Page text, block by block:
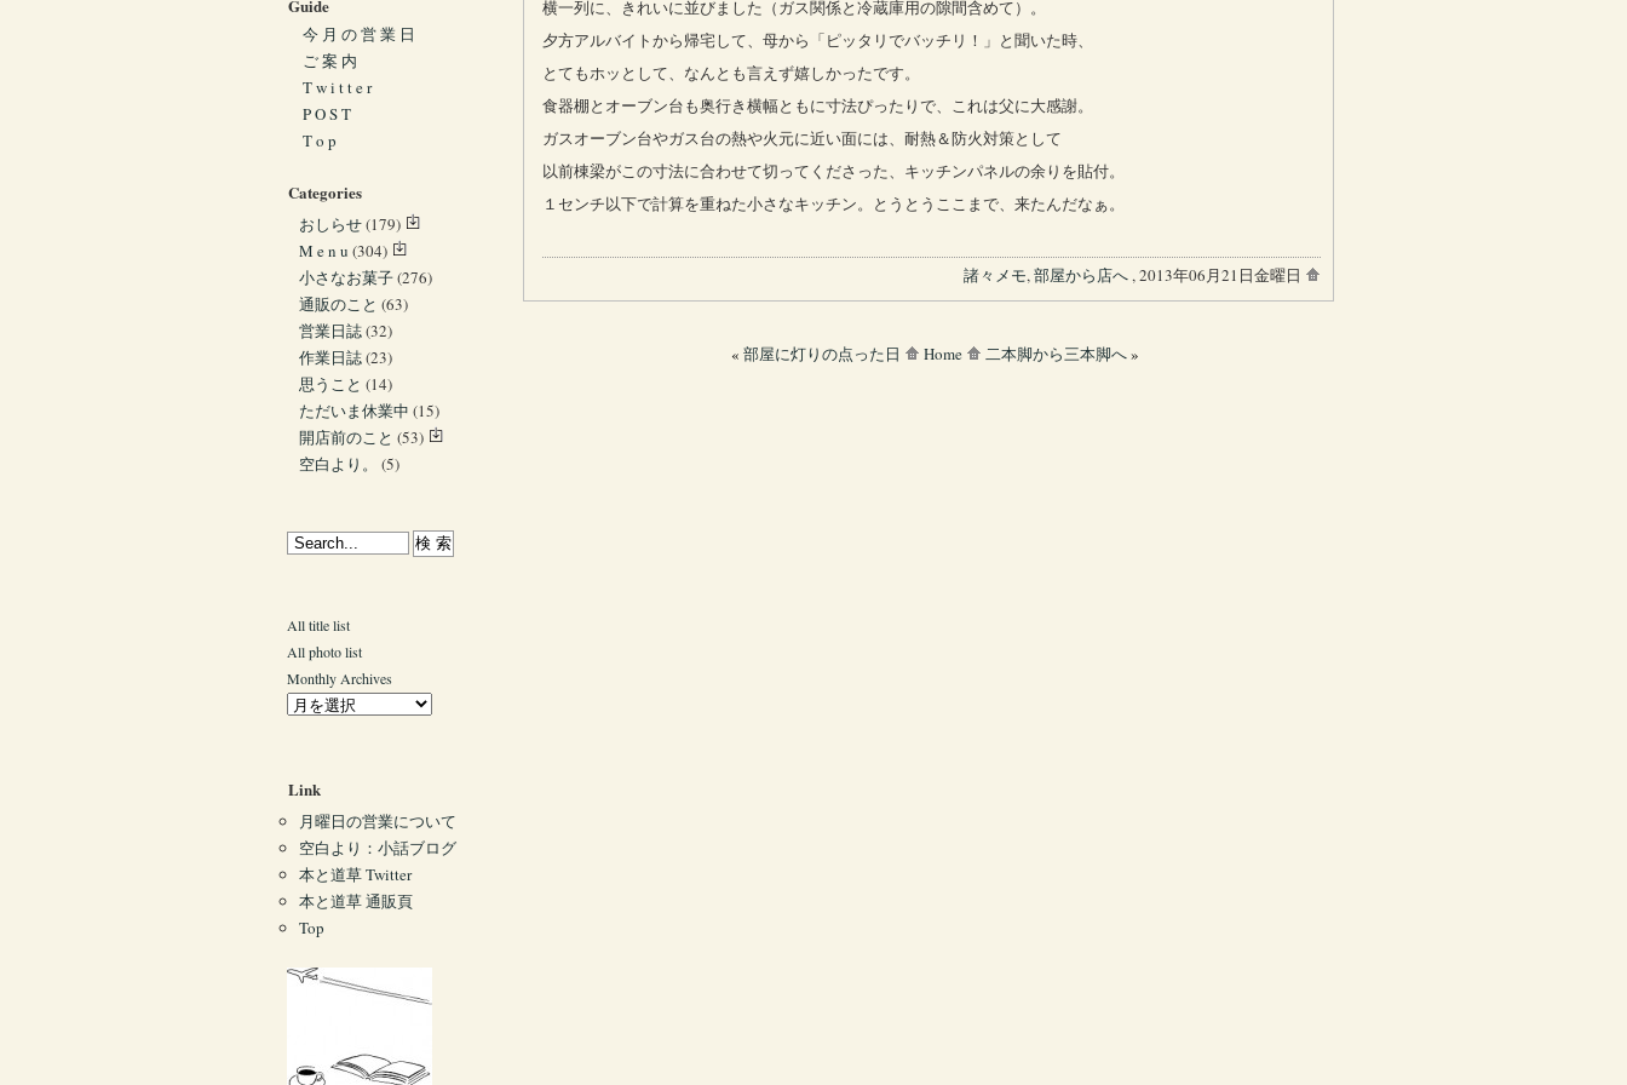
横一列に、きれいに並びました（ガス関係と冷蔵庫用の隙間含めて）。
夕方アルバイトから帰宅して、母から「ピッタリでバッチリ！」と聞いた時、
とてもホッとして、なんとも言えず嬉しかったです。
食器棚とオーブン台も奥行き横幅ともに寸法ぴったりで、これは父に大感謝。
ガスオーブン台やガス台の熱や火元に近い面には、耐熱＆防火対策として
以前棟梁がこの寸法に合わせて切ってくださった、キッチンパネルの余りを貼付。
１センチ以下で計算を重ねた小さなキッチン。とうとうここまで、来たんだなぁ。
諸々メモ,部屋から店へ, 2013年06月21日金曜日
« 部屋に灯りの点った日 Home 二本脚から三本脚へ»
Guide
今 月 の 営 業 日
ご 案 内
T w i t t e r
P O S T
T o p
Categories
おしらせ(179)
M e n u (304)
小さなお菓子(276)
通販のこと (63)
営業日誌(32)
作業日誌(23)
思うこと (14)
ただいま休業中 (15)
開店前のこと (53)
空白より。
(5)
All title list
All photo list
Monthly Archives
Link
月曜日の営業について
空白より：小話ブログ
本と道草 Twitter
本と道草 通販頁
Top